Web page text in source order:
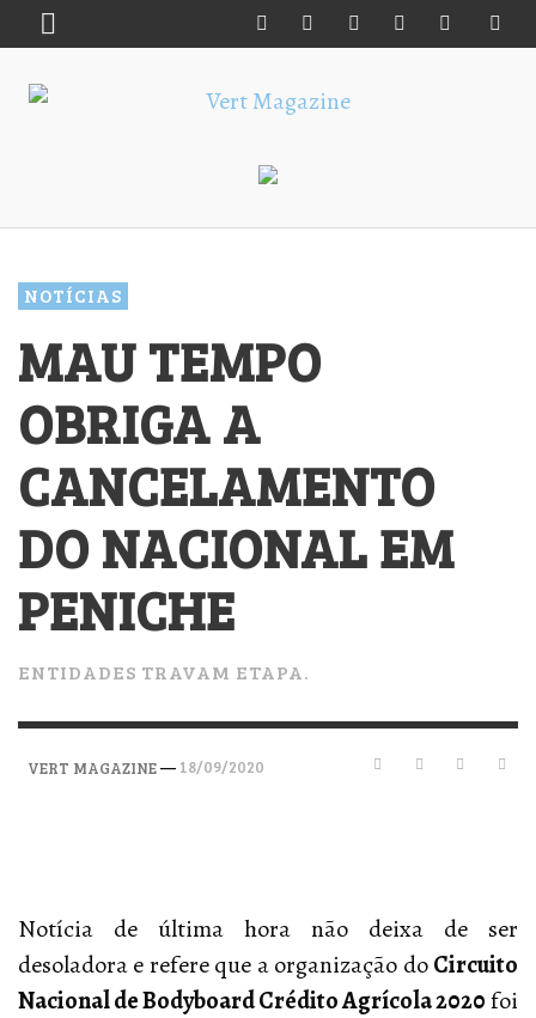
NOTÍCIAS
MAU TEMPO
OBRIGA A
CANCELAMENTO
DO NACIONAL EM
PENICHE
ENTIDADES TRAVAM ETAPA.
VERT MAGAZINE— 18/09/2020
Notícia de última hora não deixa de ser
desoladora e refere que a organização doCircuito
Nacional de Bodyboard Crédito Agrícola 2020foi